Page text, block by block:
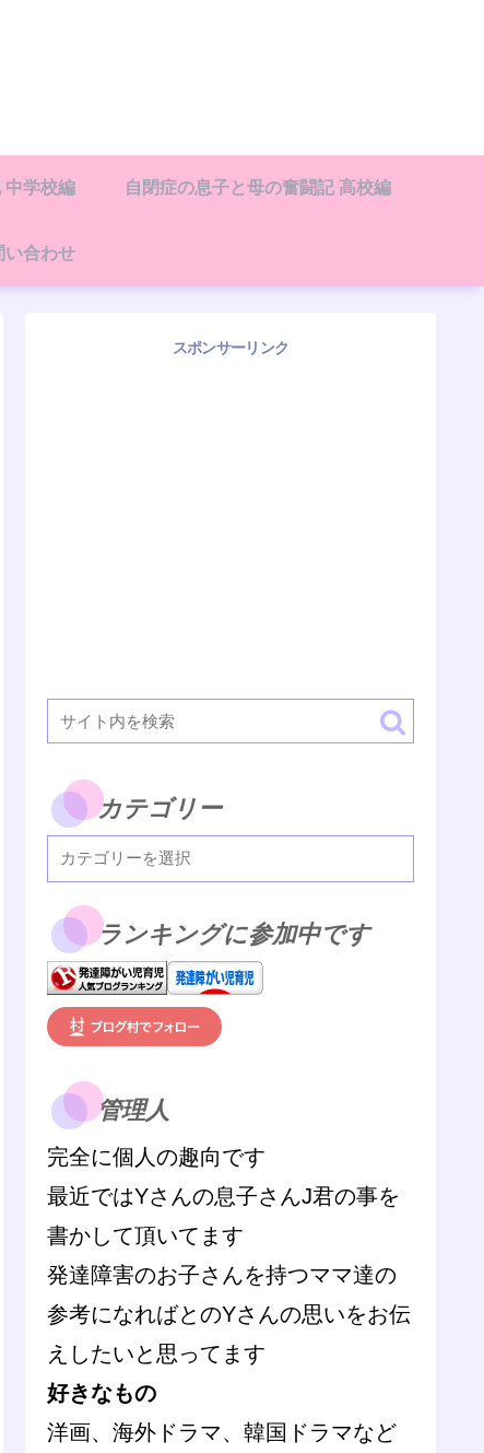
中学校編 自閉症の息子と母の奮闘記 高校編
い合わせ
スポンサーリンク
カテゴリー
ランキングに参加中です
管理人
完全に個人の趣向です
最近ではYさんの息子さんJ君の事を
書かして頂いてます
発達障害のお子さんを持つママ達の
参考になればとのYさんの思いをお伝
えしたいと思ってます
好きなもの
洋画、海外ドラマ、韓国ドラマなど